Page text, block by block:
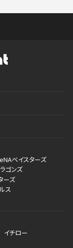
ベイスターズ
ゴンズ
ーズ
ス
イチロー